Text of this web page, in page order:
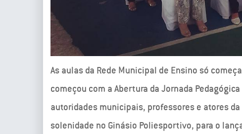
As aulas da Rede Municipal de Ensino só
começou com a Abertura da Jornada
autoridades municipais, professores e atores
solenidade no Ginásio Poliesportivo, para o